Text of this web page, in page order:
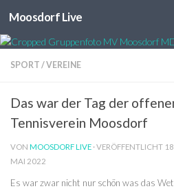
Unter dem Inhalt
Moosdorf Live
SPORT /VEREINE
Das war der Tag der
Tennisverein Moosdorf
VON MOOSDORF LIVE · VERÖFFENTLICHT
MAI 2022
Es war zwar nicht nur schön was das